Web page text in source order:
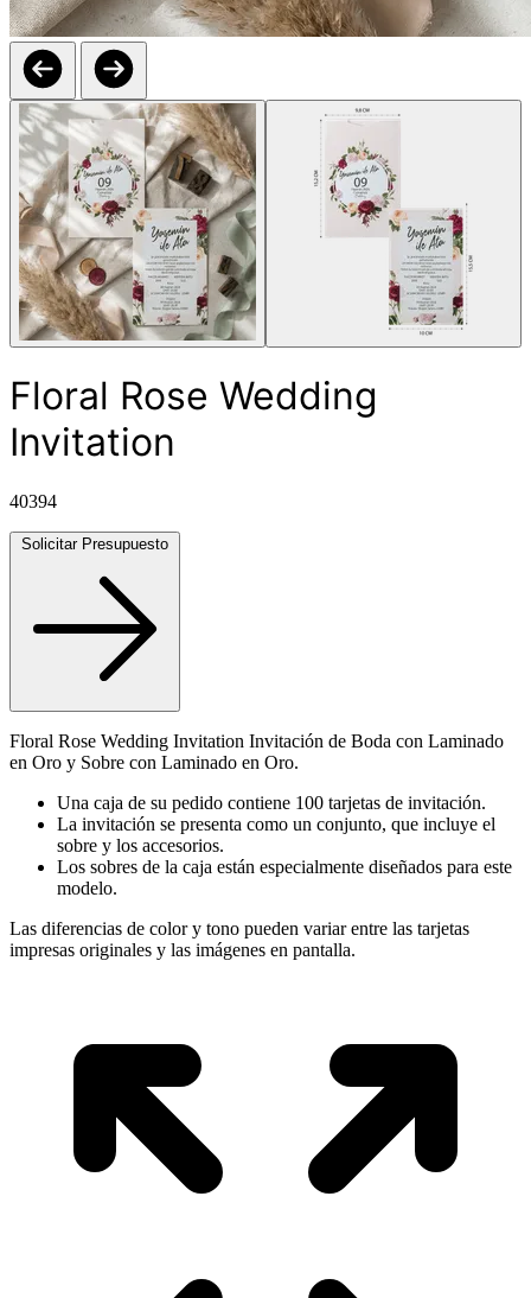
Floral Rose Wedding
Invitation
40394
Floral Rose Wedding Invitation Invitación de Boda con Laminado
en Oro y Sobre con Laminado en Oro.
Una caja de su pedido contiene 100 tarjetas de invitación.
La invitación se presenta como un conjunto, que incluye el
sobre y los accesorios.
Los sobres de la caja están especialmente diseñados para este
modelo.
Las diferencias de color y tono pueden variar entre las tarjetas
impresas originales y las imágenes en pantalla.